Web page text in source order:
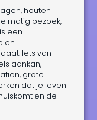
houten
bezoek,
een
en
Iets van
aankan,
grote
dat je leven
en de